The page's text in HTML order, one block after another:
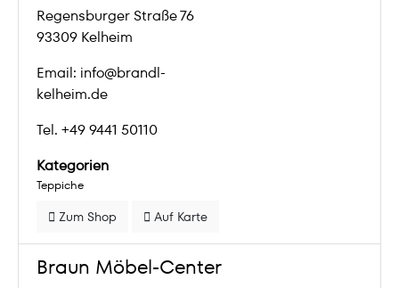
Regensburger Straße 76
93309 Kelheim
Email: info@brandl-
kelheim.de
Tel. +49 9441 50110
Kategorien
Teppiche
Zum Shop Auf Karte
Braun Möbel-Center